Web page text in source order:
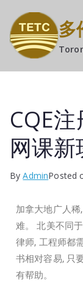
多
CQE
网课
ByAdminPosted
加拿大地广人
难。 北美不同
律师, 工程师都
书相对容易, 只
有帮助。